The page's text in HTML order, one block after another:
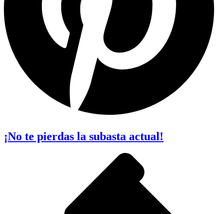
¡No te pierdas la subasta actual!